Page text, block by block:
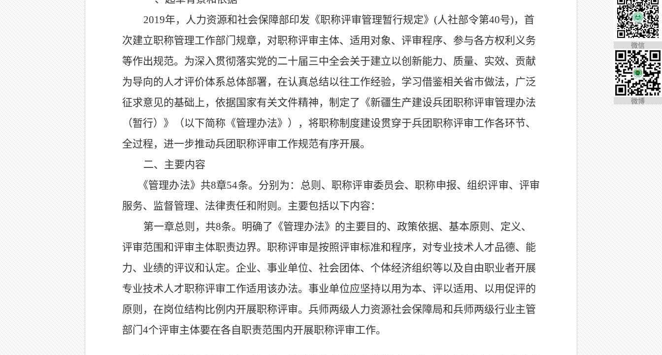
2019年，人力资源和社会保障部印发 《职称评审管理暂行规定》 (人社部令第40号)，首
次建立职称管理工作部门规章，对职称评审主体、适用对象、评审程序、参与各方权利义务
等作出规范。为深入贯彻落实党的二十届三中全会关于建立以创新能力、质量、实效、贡献
为导向的人才评价体系总体部署，在认真总结以往工作经验，学习借鉴相关省市做法，广泛
征求意见的基础上，依据国家有关文件精神，制定了《新疆生产建设兵团职称评审管理办法
（暂行）》（以下简称《管理办法》），将职称制度建设贯穿于兵团职称评审工作各环节、
全过程，进一步推动兵团职称评审工作规范有序开展。
二、主要内容
《管理办法》 共8章54条。 分别为：总则、职称评审委员会、职称申报、组织评审、评审
服务、监督管理、法律责任和附则。主要包括以下内容：
第一章总则 ，共8条。 明确了 《管理办法》的主要目的、政策依据、基本原则 、定义、
评审范围和评审主体职责边界。职称评审是按照评审标准和程序，对专业技术人才品德、能
力、业绩的评议和认定。 企业、事业单位、社会团体、个体经济组织等以及自由职业者开展
专业技术人才职称评审工作适用该办法。 事业单位应坚持以用为本、评以适用、以用促评的
原则， 在岗位结构比例内开展职称评审。 兵师两级人力资源社会保障局和兵师两级行业主管
部门4个评审主体要在各自职责范围内开展职称评审工作。
微信
微博